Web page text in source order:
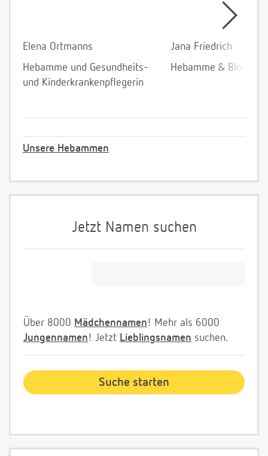
Elena Ortmanns
Hebamme und Gesundheits-
und Kinderkrankenpflegerin
Jana Friedrich
Hebamme &
Unsere Hebammen
Jetzt Namen suchen
Über 8000 Mädchennamen! Mehr als 6000
Jungennamen! Jetzt Lieblingsnamen suchen.